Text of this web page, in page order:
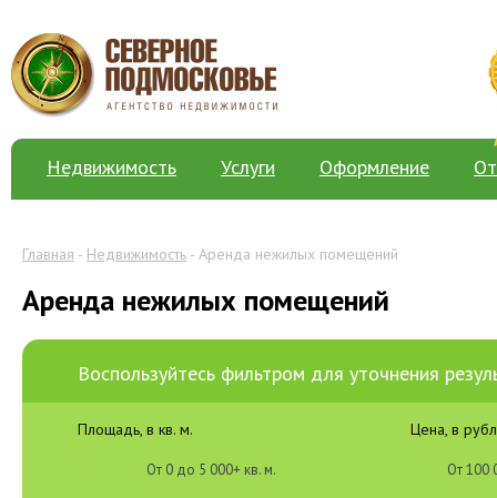
Недвижимость Услуги Оформление
Главная - Недвижимость - Аренда нежилых помещений
Аренда нежилых помещений
Воспользуйтесь фильтром для уточнения
Площадь, в кв. м.
От 0до 5 000+кв. м.
Цена, в
От100